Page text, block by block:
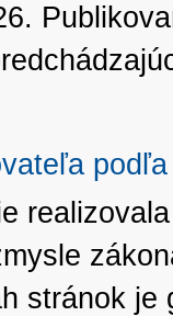
stránok